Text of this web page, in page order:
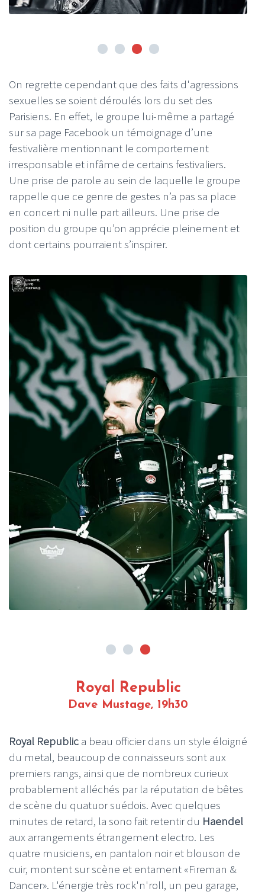
On regrette cependant que des faits d'agressions
sexuelles se soient déroulés lors du set des
Parisiens. En effet, le groupe lui-même a partagé
sur sa page Facebook un témoignage d’une
festivalière mentionnant le comportement
irresponsable et infâme de certains festivaliers.
Une prise de parole au sein de laquelle le groupe
rappelle que ce genre de gestes n’a pas sa place
en concert ni nulle part ailleurs. Une prise de
position du groupe qu’on apprécie pleinement et
dont certains pourraient s’inspirer.
Royal Republic
Dave Mustage, 19h30
Royal Republic a beau officier dans un style éloigné
du metal, beaucoup de connaisseurs sont aux
premiers rangs, ainsi que de nombreux curieux
probablement alléchés par la réputation de bêtes
de scène du quatuor suédois. Avec quelques
minutes de retard, la sono fait retentir du Haendel
aux arrangements étrangement electro. Les
quatre musiciens, en pantalon noir et blouson de
cuir, montent sur scène et entament «Fireman &
Dancer». L'énergie très rock'n'roll, un peu garage,